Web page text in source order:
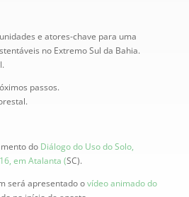
e atores-chave para uma
no Extremo Sul da Bahia.
passos.
do Diálogo do Uso do Solo,
em Atalanta (SC).
será apresentado ovídeo animado do